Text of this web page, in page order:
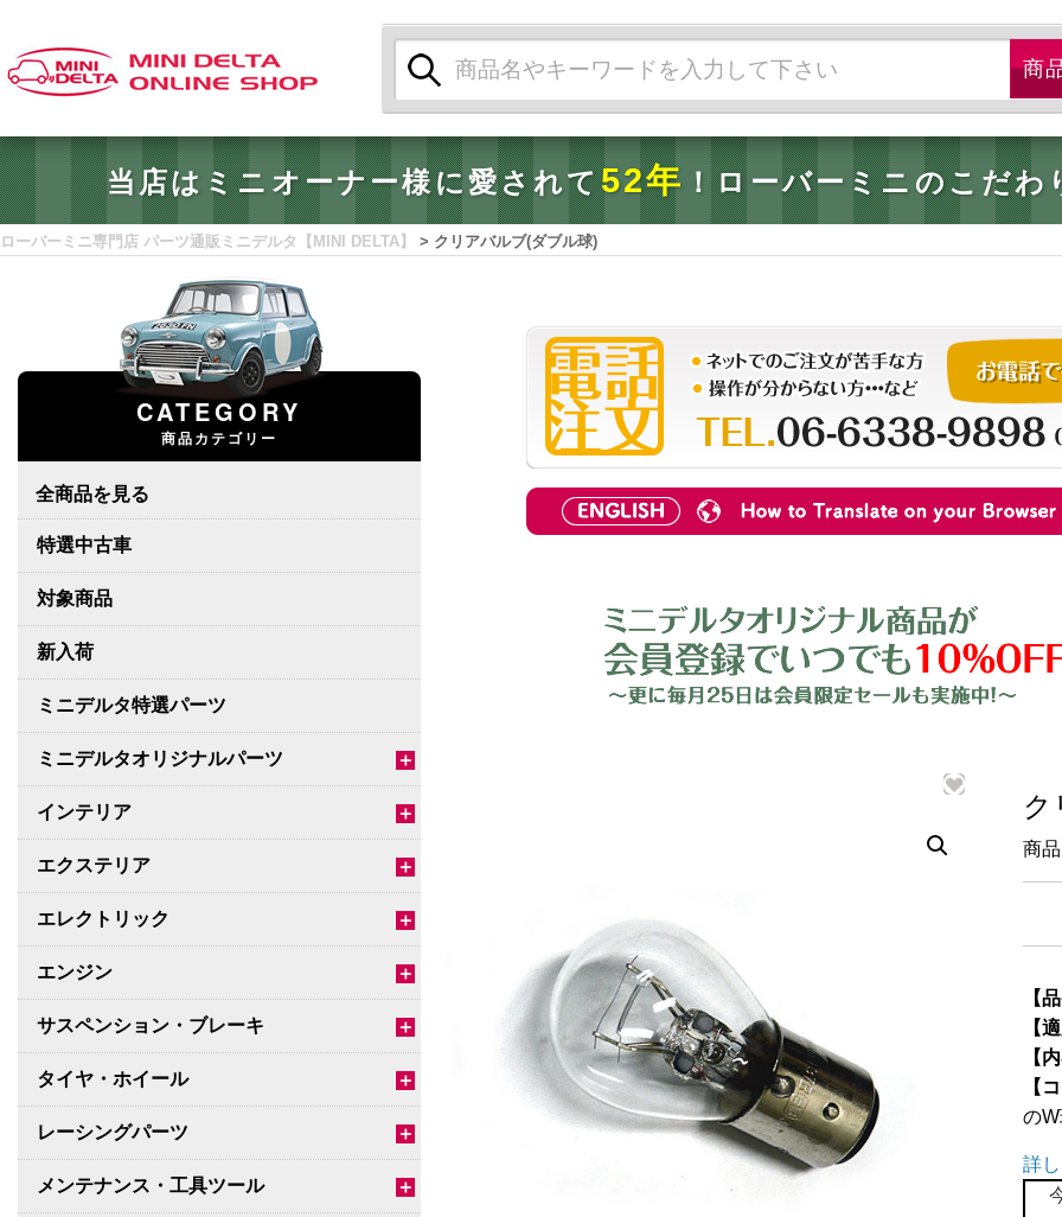
索:
当店はミニオーナー様に愛されて52年 ！ローバーミニのこだわ
ローバーミニ専門店 パーツ通販ミニデルタ【MINI DELTA】 > クリアバルブ(ダブル球)
CATEGORY
商品カテゴリー
全商品を見る
特選中古車
対象商品
新入荷
ミニデルタ特選パーツ
＋
ミニデルタオリジナルパーツ
＋
インテリア
＋
エクステリア
＋
エレクトリック
＋
エンジン
＋
サスペンション・ブレーキ
＋
タイヤ・ホイール
＋
レーシングパーツ
＋
メンテナンス・工具ツール
ク
商
【
【
【
【
の
詳